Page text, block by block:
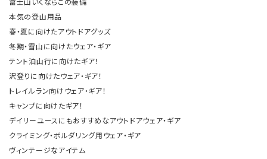
本気の登山用品
春・夏に向けたアウトドアグッズ
冬期・雪山に向けたウェア・ギア
テント泊山行に向けたギア！
沢登りに向けたウェア・ギア！
トレイルラン向けウェア・ギア！
キャンプに向けたギア！
デイリーユースにもおすすめなアウトドアウェア・ギア
クライミング・ボルダリング用ウェア・ギア
ヴィンテージなアイテム